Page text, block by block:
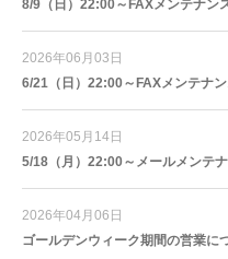
8/9（日）22:00～FAXメンテナン
2026年06月03日
6/21（日）22:00～FAXメンテナ
2026年05月14日
5/18（月）22:00～メールメンテ
2026年04月06日
ゴールデンウィーク期間の営業に